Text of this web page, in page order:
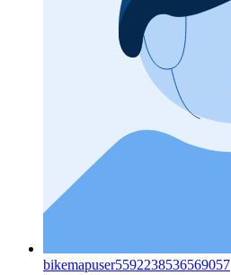
bikemapuser5592238536569057